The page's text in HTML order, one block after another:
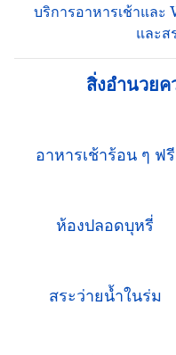
บริการอาหารเช้าและ
และส
สิ่งอํานวยค
อาหารเช้าร้อน ๆ ฟรี
ห้องปลอดบุหรี่
สระว่ายน้ำในร่ม